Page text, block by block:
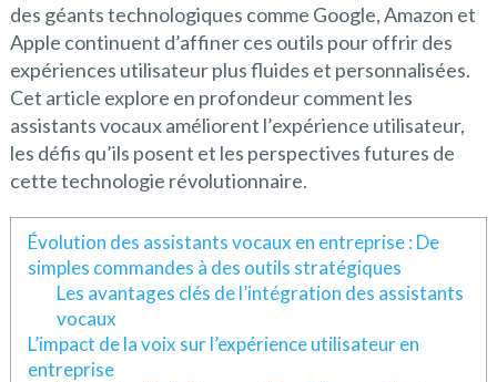
des géants technologiques comme Google, Amazon et
Apple continuent d’affiner ces outils pour offrir des
expériences utilisateur plus fluides et personnalisées.
Cet article explore en profondeur comment les
assistants vocaux améliorent l’expérience utilisateur,
les défis qu’ils posent et les perspectives futures de
cette technologie révolutionnaire.
Évolution des assistants vocaux en entreprise : De
simples commandes à des outils stratégiques
Les avantages clés de l’intégration des assistants
vocaux
L’impact de la voix sur l’expérience utilisateur en
entreprise